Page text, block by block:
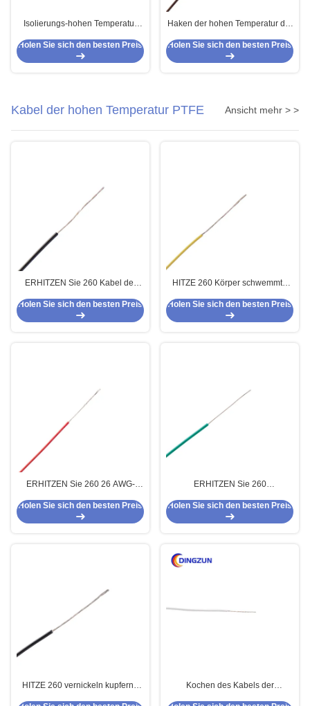
Isolierungs-hohen Temperatur
herauf Draht 250C 20AWG
Holen Sie sich den besten Preis
Haken der hohen Temperatur der
Isolierungs-260C herauf Draht
Holen Sie sich den besten Preis
Kabel der hohen Temperatur PTFE Ansicht mehr > >
ERHITZEN Sie 260 Kabel der
angeschwemmtes hohen
Temperatur PTFE für
Holen Sie sich den besten Preis
HITZE 260 Körper schwemmte
AWG-Lehre13 für
Instrumentierung an
Holen Sie sich den besten Preis
ERHITZEN Sie 260 26 AWG-
AWG-Lehre24 AWG-Lehre22
Kabel für Elektrogeräte
Holen Sie sich den besten Preis
ERHITZEN Sie 260
mehradriges Kabel 12 AWG-
Lehre 11AWG
Holen Sie sich den besten Preis
HITZE 260 vernickeln kupferne
Kochen des Kabels der